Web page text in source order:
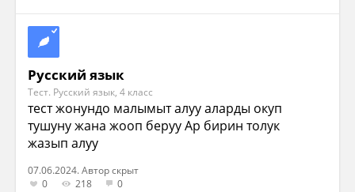
Русский язык
Тест. Русский язык, 4 класс
тест жонундо малымыт алуу аларды окуп
тушуну жана жооп беруу Ар бирин толук
жазып алуу
07.06.2024. Автор скрыт
0
218 0